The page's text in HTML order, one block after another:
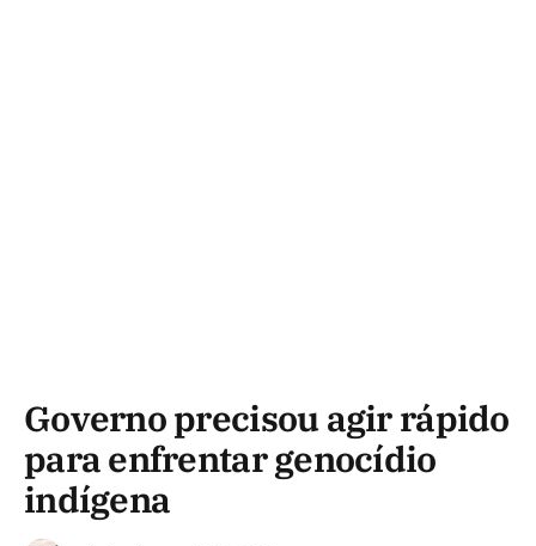
Governo precisou agir rápido
para enfrentar genocídio
indígena